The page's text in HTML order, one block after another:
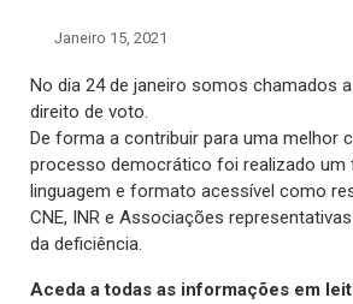
Janeiro 15, 2021
No dia 24 de janeiro somos chamados
direito de voto.
De forma a contribuir para uma melhor
processo democrático foi realizado um
linguagem e formato acessível como
CNE, INR e Associações
da deficiência.
Aceda a todas as informações em